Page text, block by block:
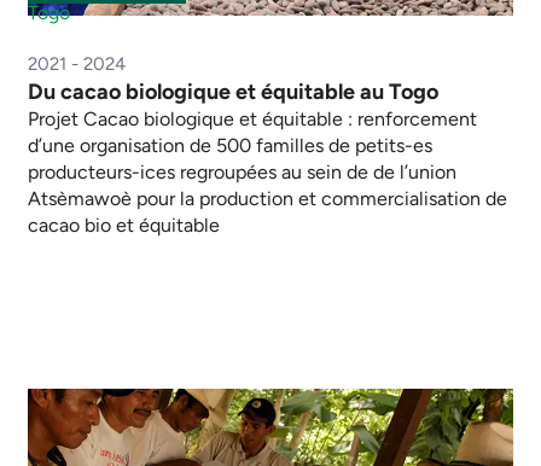
Togo
2021 - 2024
Du cacao biologique et équitable au Togo
Projet Cacao biologique et équitable : renforcement
d’une organisation de 500 familles de petits-es
producteurs-ices regroupées au sein de de l’union
Atsèmawoè pour la production et commercialisation de
cacao bio et équitable